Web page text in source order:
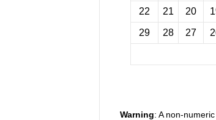
20
21
22
27
28
29
Warning: A non-